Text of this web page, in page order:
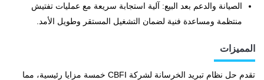
الصيانة والدعم بعد البيع: آلية استجابة سريعة مع عمليات تفتيش
منتظمة ومساعدة فنية لضمان التشغيل المستقر وطويل الأمد.
المميزات
تقدم حل نظام تبريد الخرسانة لشركة CBFI خمسة مزايا رئيسية، مما